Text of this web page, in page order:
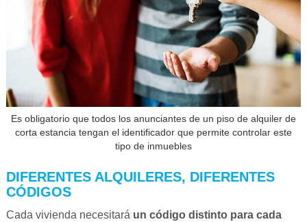
Es obligatorio que todos los anunciantes de un piso de alquiler de
corta estancia tengan el identificador que permite controlar este
tipo de inmuebles
DIFERENTES ALQUILERES, DIFERENTES
CÓDIGOS
Cada vivienda necesitará un código distinto para cada